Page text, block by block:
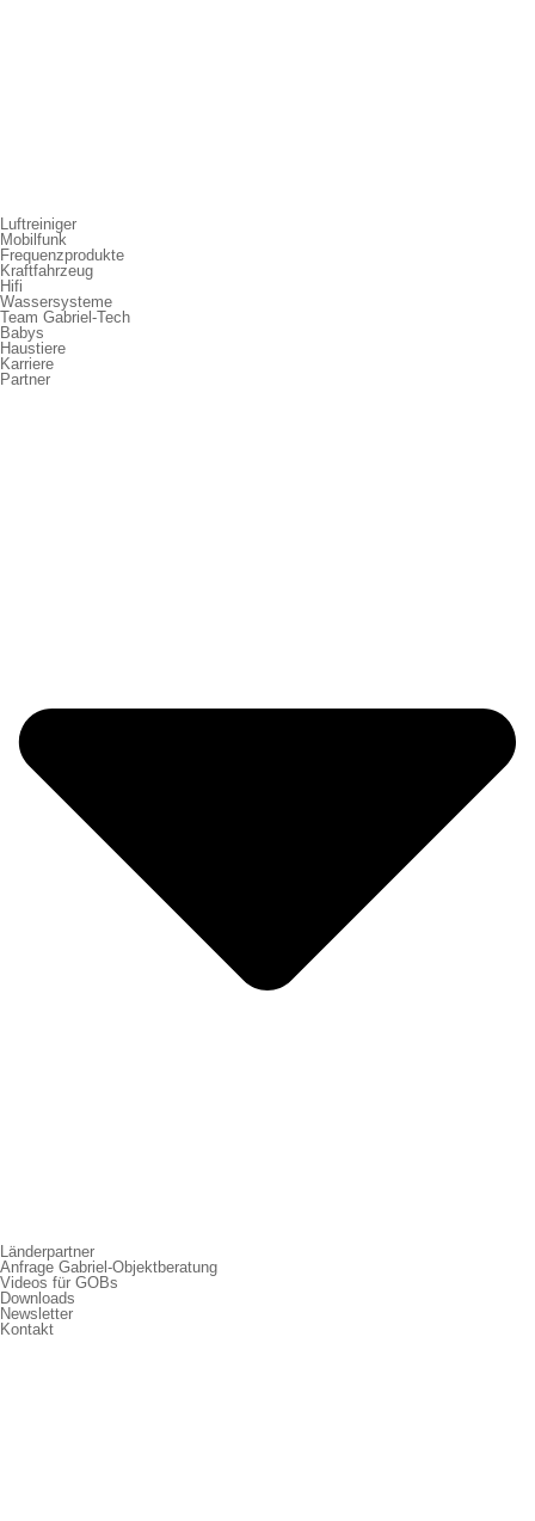
Luftreiniger
Mobilfunk
Frequenzprodukte
Kraftfahrzeug
Hifi
Wassersysteme
Team Gabriel-Tech
Babys
Haustiere
Karriere
Partner
Länderpartner
Anfrage Gabriel-Objektberatung
Videos für GOBs
Downloads
Newsletter
Kontakt